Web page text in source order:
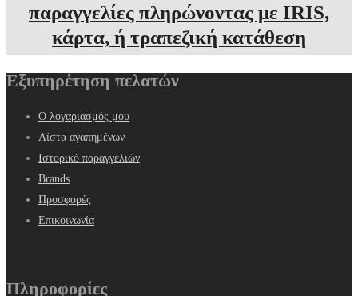
παραγγελίες πληρώνοντας με IRIS,
κάρτα, ή τραπεζική κατάθεση
Εξυπηρέτηση πελατών
Ο λογαριασμός μου
Λίστα αγαπημένων
Ιστορικό παραγγελιών
Brands
Προσφορές
Επικοινωνία
Πληροφορίες